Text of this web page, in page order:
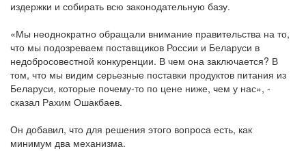
издержки и собирать всю законодательную базу.
«Мы неоднократно обращали внимание правительства на то,
что мы подозреваем поставщиков России и Беларуси в
недобросовестной конкуренции. В чем она заключается? В
том, что мы видим серьезные поставки продуктов питания из
Беларуси, которые почему-то по цене ниже, чем у нас», -
сказал Рахим Ошакбаев.
Он добавил, что для решения этого вопроса есть, как
минимум два механизма.